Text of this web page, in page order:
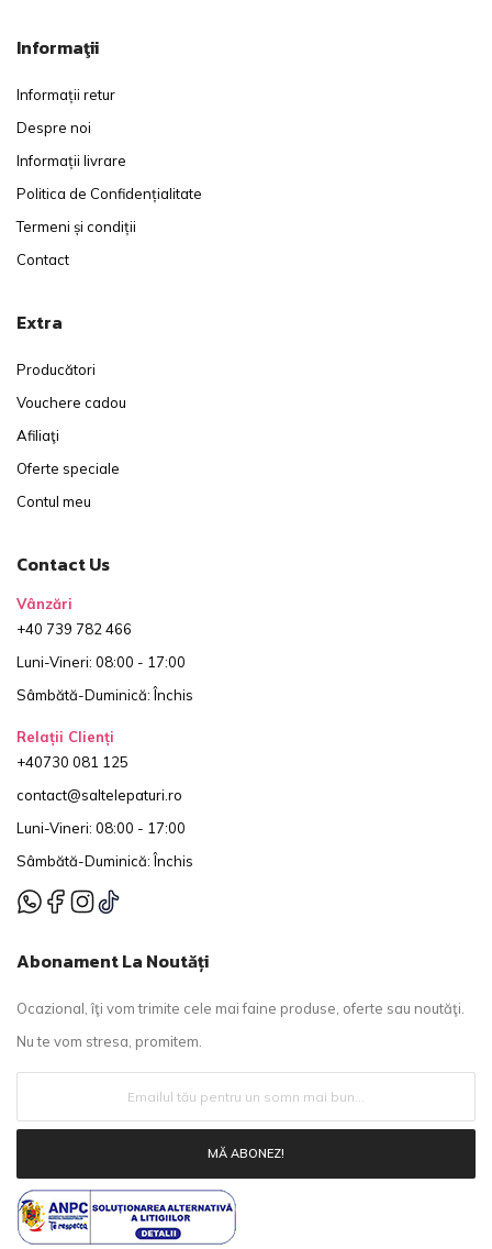
Informaţii
Informații retur
Despre noi
Informații livrare
Politica de Confidențialitate
Termeni și condiții
Contact
Extra
Producători
Vouchere cadou
Afiliaţi
Oferte speciale
Contul meu
Contact Us
Vânzări
+40 739 782 466
Luni-Vineri: 08:00 - 17:00
Sâmbătă-Duminică: Închis
Relații Clienți
+40730 081 125
contact@saltelepaturi.ro
Luni-Vineri: 08:00 - 17:00
Sâmbătă-Duminică: Închis
Abonament La Noutăți
Ocazional, îţi vom trimite cele mai faine produse, oferte sau noutăţi.
Nu te vom stresa, promitem.
MĂ ABONEZ!